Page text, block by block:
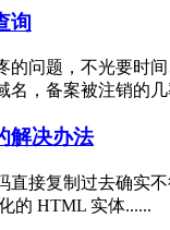
询
的问题，不光要时
，备案被注销的
解决办法
接复制过去确实
的 HTML 实体......